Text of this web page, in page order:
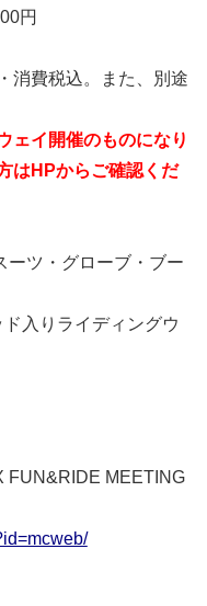
円
消費税込。また、別途
ェイ開催のものになり
はHPからご確認くだ
ーツ・グローブ・ブー
入りライディングウ
FUN&RIDE MEETING